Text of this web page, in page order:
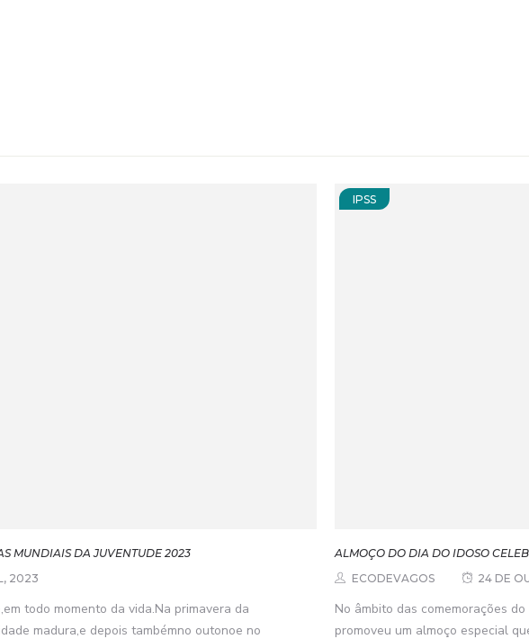
MUNDIAIS DA JUVENTUDE 2023
2023
todo momento da vida.Na primavera da
madura,e depois tambémno outonoe no
IPSS
ALMOÇO DO DIA DO IDOSO
ECODEVAGOS
24 DE
No âmbito das comemorações
promoveu um almoço especial